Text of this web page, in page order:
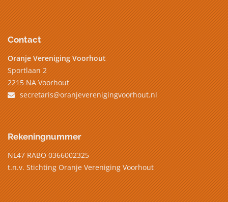
Contact
Oranje Vereniging Voorhout
Sportlaan 2
2215 NA Voorhout
secretaris@oranjeverenigingvoorhout.nl
Rekeningnummer
NL47 RABO 0366002325
t.n.v. Stichting Oranje Vereniging Voorhout